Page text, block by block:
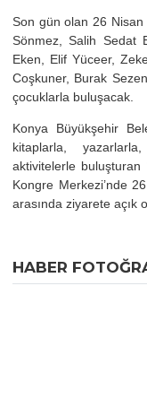
Son gün olan 26 Nisan
Sönmez, Salih Sedat
Eken, Elif Yüceer,
Coşkuner, Burak
çocuklarla buluşacak.
Konya Büyükşehir
kitaplarla,
aktivitelerle buluşturan
Kongre Merkezi’nde
arasında ziyarete açık
HABER